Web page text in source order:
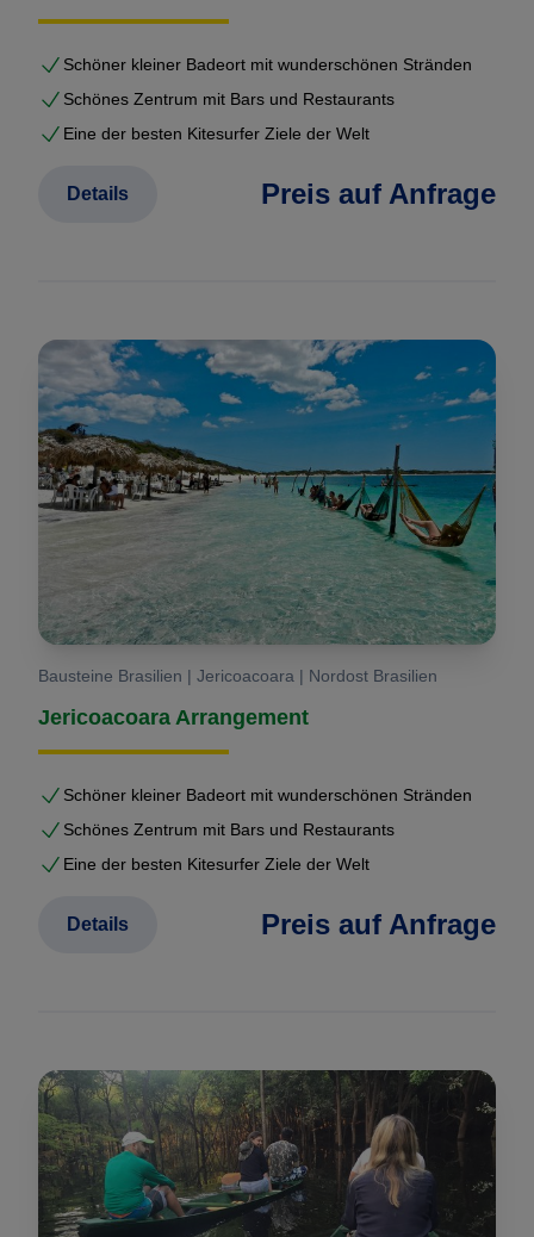
Schöner kleiner Badeort mit wunderschönen Stränden
Schönes Zentrum mit Bars und Restaurants
Eine der besten Kitesurfer Ziele der Welt
Preis auf Anfrage
Details
Bausteine Brasilien | Jericoacoara | Nordost Brasilien
Jericoacoara Arrangement
Schöner kleiner Badeort mit wunderschönen Stränden
Schönes Zentrum mit Bars und Restaurants
Eine der besten Kitesurfer Ziele der Welt
Preis auf Anfrage
Details